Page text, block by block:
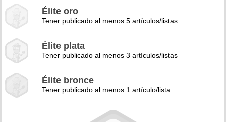
Élite oro
Tener publicado al menos 5 artículos/listas
Élite plata
Tener publicado al menos 3 artículos/listas
Élite bronce
Tener publicado al menos 1 artículo/lista